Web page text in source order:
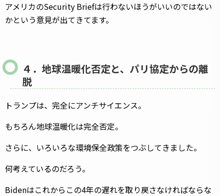
アメリカのSecurity Briefは行わないほうがいいのではない
かという意見が出てきてます。
４．地球温暖化否定と、パリ協定からの離
脱
トランプは、完全にアンチサイエンス。
もちろん地球温暖化は完全否定。
さらに、いろいろな環境保全政策をつぶしてきました。
何考えているのだろう。
Bidenはこれからこの4年の遅れを取り戻さなければならな